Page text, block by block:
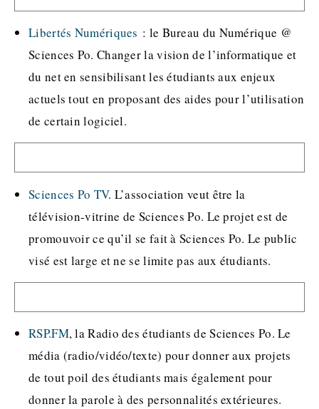
Libertés Numériques : le Bureau du Numérique @
Sciences Po. Changer la vision de l’informatique et
du net en sensibilisant les étudiants aux enjeux
actuels tout en proposant des aides pour l’utilisation
de certain logiciel.
Sciences Po TV. L’association veut être la
télévision-vitrine de Sciences Po. Le projet est de
promouvoir ce qu’il se fait à Sciences Po. Le public
visé est large et ne se limite pas aux étudiants.
RSP.FM, la Radio des étudiants de Sciences Po. Le
média (radio/vidéo/texte) pour donner aux projets
de tout poil des étudiants mais également pour
donner la parole à des personnalités extérieures.